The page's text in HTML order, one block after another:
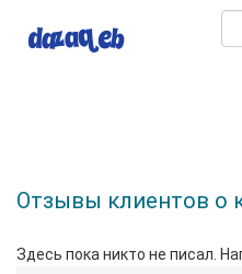
Отзывы клиентов
Здесь пока никто не писал.